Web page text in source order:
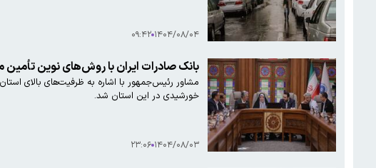
۱۴۰۴/۰۸/۰۴ ۰۹:۴۲
بانک صادرات ایران با روش‌های نوین تأمین
مشاور رئیس‌جمهور با اشاره به ظرفیت‌های بالای
خورشیدی در این استان شد.
۱۴۰۴/۰۸/۰۳ ۲۳:۰۶